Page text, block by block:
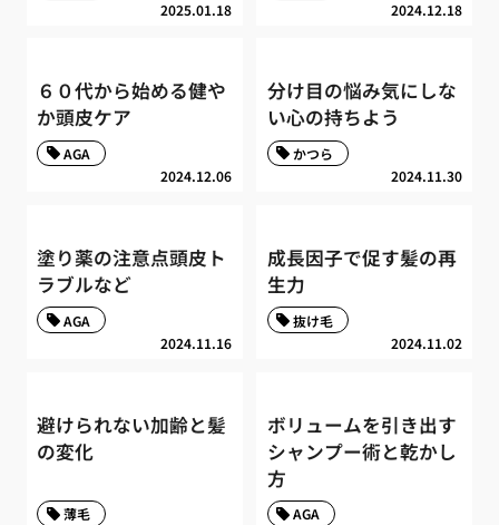
2025.01.18 2024.12.18
６０代から始める健や
か頭皮ケア
2024.12.06
AGA
分け目の悩み気にしな
い心の持ちよう
2024.11.30
かつら
塗り薬の注意点頭皮ト
ラブルなど
2024.11.16
AGA
成長因子で促す髪の再
生力
2024.11.02
抜け毛
避けられない加齢と髪
の変化
薄毛
ボリュームを引き出す
シャンプー術と乾かし
方
AGA